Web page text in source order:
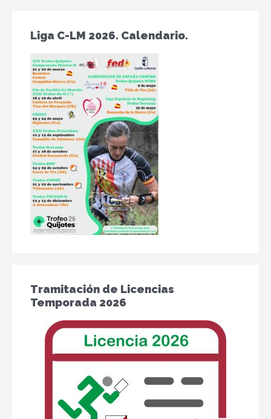
Liga C-LM 2026. Calendario.
Tramitación de Licencias
Temporada 2026